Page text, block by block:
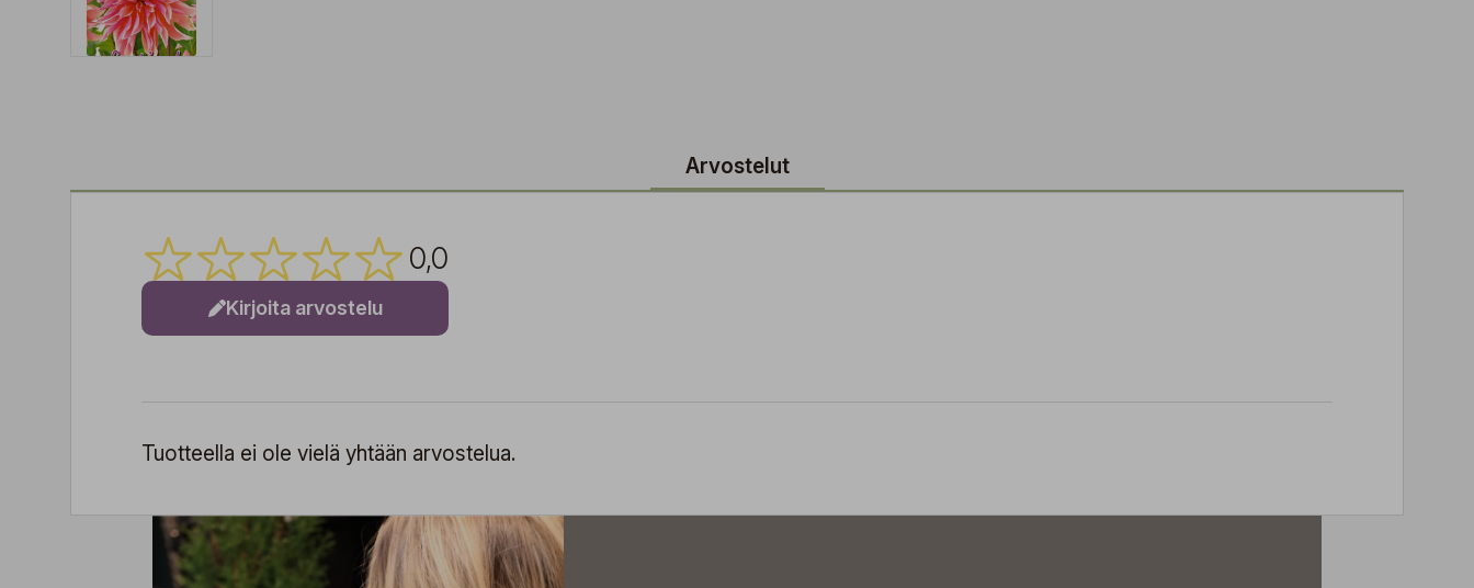
Arvostelut
0,0
Kirjoita arvostelu
Tuotteella ei ole vielä yhtään arvostelua.